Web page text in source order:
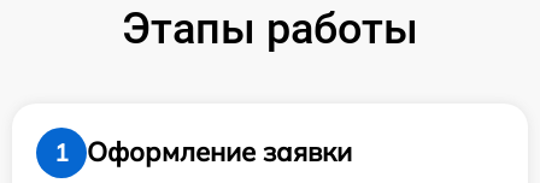
Этапы работы
1
Оформление заявки